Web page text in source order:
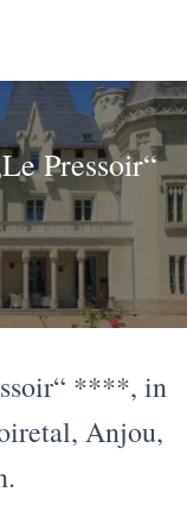
Pressoir“
****, in
Anjou,